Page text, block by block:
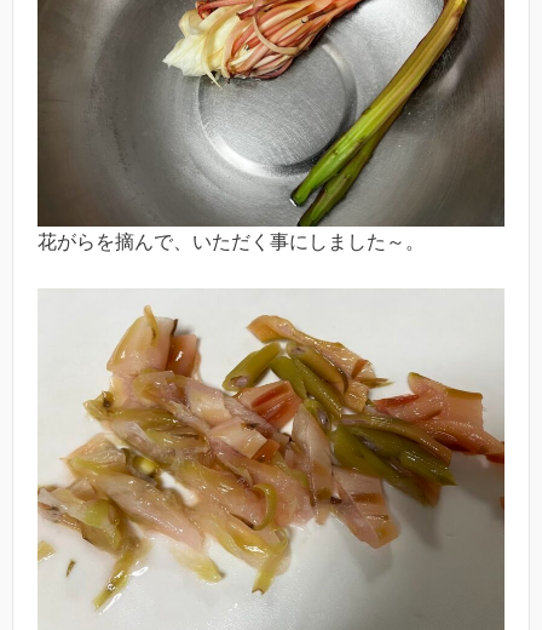
花がらを摘んで、いただく事にしました～。